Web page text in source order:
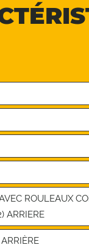
ROULEAUX
ARRIERE